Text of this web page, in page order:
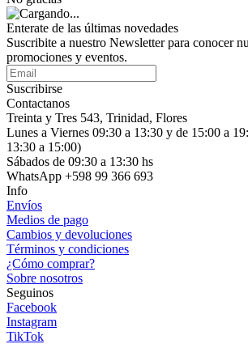
Enterate de las últimas novedades
Suscribite a nuestro Newsletter para conocer
promociones y eventos.
Suscribirse
Contactanos
Treinta y Tres 543, Trinidad, Flores
Lunes a Viernes 09:30 a 13:30 y de 15:00 a
13:30 a 15:00)
Sábados de 09:30 a 13:30 hs
WhatsApp +598 99 366 693
Info
Envíos
Medios de pago
Cambios y devoluciones
Términos y condiciones
¿Cómo comprar?
Sobre nosotros
Seguinos
Facebook
Instagram
TikTok